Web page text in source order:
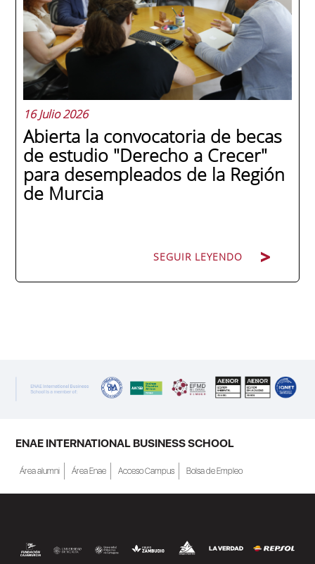
con 44 grados y más de 600 asistentes.
Ricardo Navarro, vicepresidente senior de
Generac Power Systems en Estados Unidos
y antiguo alumno...
16 Julio 2026
Abierta la convocatoria de becas
de estudio "Derecho a Crecer"
para desempleados de la Región
de Murcia
SEGUIR LEYENDO
a Crecer". El programa está dirigido a
personas inscritas como demandantes de
becas de estudio parciales (50%), además
de al menos una beca...
ENAE INTERNATIONAL BUSINESS SCHOOL
Área alumni Área Enae Acceso Campus Bolsa de Empleo